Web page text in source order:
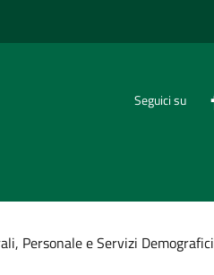
Seguici su
Personale e Servizi Demografici